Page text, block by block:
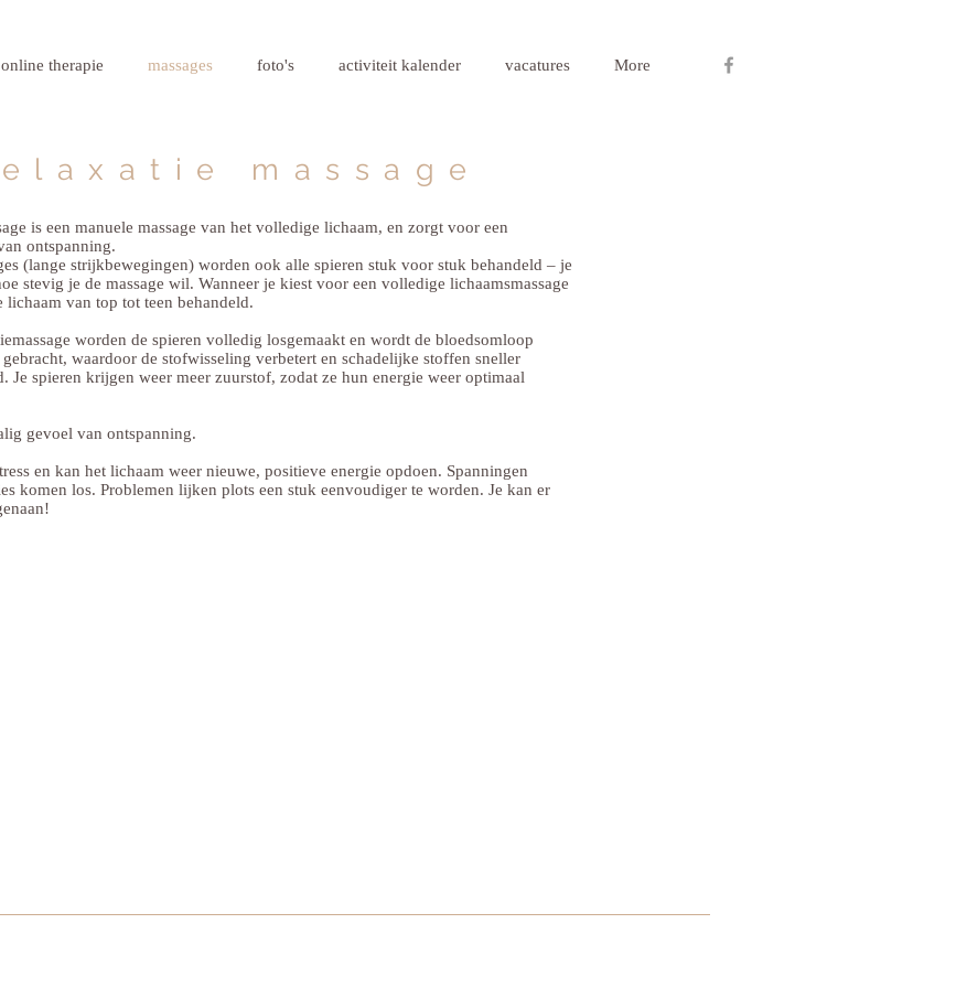
online therapie massages foto's activiteit kalender vacatures More
massage
is een manuele massage van het volledige lichaam, en zorgt voor een
ontspanning.
(lange strijkbewegingen) worden ook alle spieren stuk voor stuk behandeld – je
stevig je de massage wil. Wanneer je kiest voor een volledige lichaamsmassage
van top tot teen behandeld.
worden de spieren volledig losgemaakt en wordt de bloedsomloop
waardoor de stofwisseling verbetert en schadelijke stoffen sneller
Je spieren krijgen weer meer zuurstof, zodat ze hun energie weer optimaal
gevoel van ontspanning.
en kan het lichaam weer nieuwe, positieve energie opdoen. Spanningen
komen los. Problemen lijken plots een stuk eenvoudiger te worden. Je kan er